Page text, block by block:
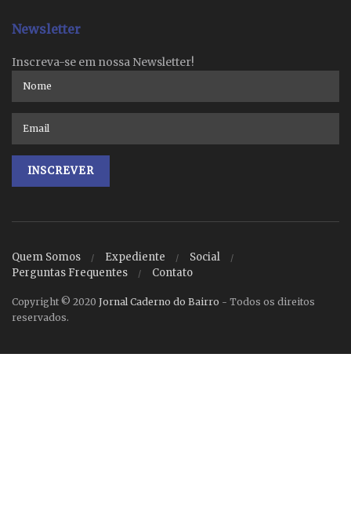
Newsletter
Inscreva-se em nossa Newsletter!
Quem Somos Expediente
Social
Perguntas Frequentes
Contato
Copyright © 2020 Jornal Caderno do Bairro - Todos os direitos
reservados.